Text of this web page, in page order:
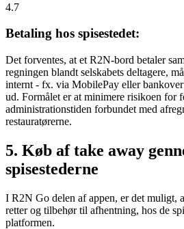
4.7
Betaling hos spisestedet:
Det forventes, at et R2N-bord betaler
regningen blandt selskabets deltagere,
internt - fx. via MobilePay eller
ud. Formålet er at minimere risikoen for
administrationstiden forbundet med
restauratørerne.
5. Køb af take away
spisestederne
I R2N Go delen af appen, er det muligt,
retter og tilbehør til afhentning, hos de
platformen.